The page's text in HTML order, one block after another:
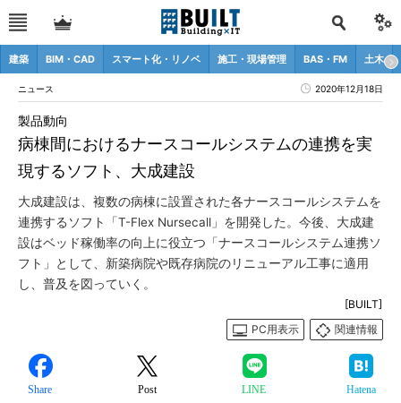
建築 BIM・CAD スマート化・リノベ 施工・現場管理 BAS・FM 土木
ニュース 2020年12月18日
病棟間におけるナースコールシステムの連携を実
現するソフト、大成建設
製品動向
大成建設は、複数の病棟に設置された各ナースコールシステムを
連携するソフト「T-Flex Nursecall」を開発した。今後、大成建
設はベッド稼働率の向上に役立つ「ナースコールシステム連携ソ
フト」として、新築病院や既存病院のリニューアル工事に適用
し、普及を図っていく。
[BUILT]
PC用表示
関連情報
Share Post LINE Hatena